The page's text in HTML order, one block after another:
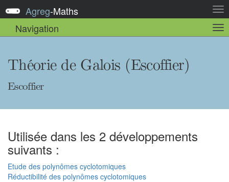
la
Agreg-Maths
Navigation
la
Théorie de Galois (Escoffier)
Escoffier
Utilisée dans les 2 développements
suivants :
Etude des polynômes cyclotomiques
Réductibilité des polynômes cyclotomiques